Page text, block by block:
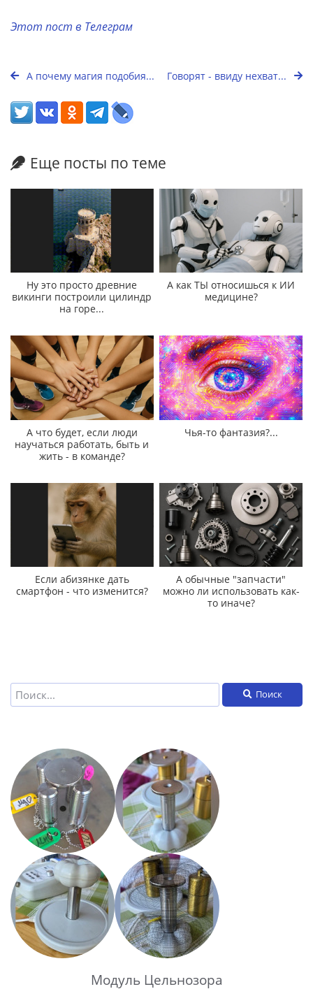
Этот пост в Телеграм
А почему магия подобия... Говорят - ввиду нехват...
Еще посты по теме
Ну это просто древние
викинги построили цилиндр
на горе...
А как ТЫ относишься к ИИ
медицине?
А что будет, если люди
научаться работать, быть и
жить - в команде?
Чья-то фантазия?...
Если абизянке дать
смартфон - что изменится?
А обычные "запчасти"
можно ли использовать как-
то иначе?
Поиск
Модуль Цельнозора